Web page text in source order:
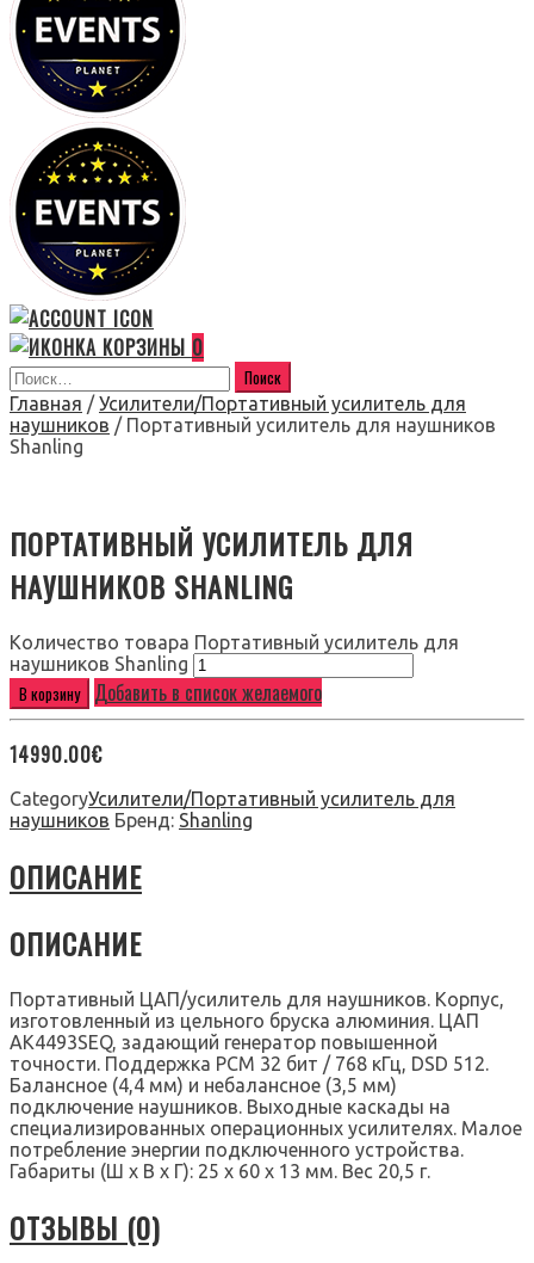
0
Главная / Усилители/Портативный усилитель для
наушников / Портативный усилитель для наушников
Shanling
ПОРТАТИВНЫЙ УСИЛИТЕЛЬ ДЛЯ
НАУШНИКОВ SHANLING
Количество товара Портативный усилитель для
наушников Shanling
В корзину Добавить в список желаемого
14990.00€
CategoryУсилители/Портативный усилитель для
наушников Бренд: Shanling
ОПИСАНИЕ
ОПИСАНИЕ
Портативный ЦАП/усилитель для наушников. Корпус,
изготовленный из цельного бруска алюминия. ЦАП
AK4493SEQ, задающий генератор повышенной
точности. Поддержка PCM 32 бит / 768 кГц, DSD 512.
Балансное (4,4 мм) и небалансное (3,5 мм)
подключение наушников. Выходные каскады на
специализированных операционных усилителях. Малое
потребление энергии подключенного устройства.
Габариты (Ш х В х Г): 25 х 60 х 13 мм. Вес 20,5 г.
ОТЗЫВЫ (0)